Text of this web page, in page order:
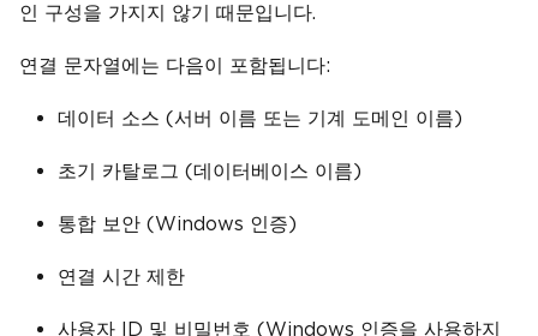
인 구성을 가지지 않기 때문입니다.
연결 문자열에는 다음이 포함됩니다:
데이터 소스 (서버 이름 또는 기계 도메인 이름)
초기 카탈로그 (데이터베이스 이름)
통합 보안 (Windows 인증)
연결 시간 제한
사용자 ID 및 비밀번호 (Windows 인증을 사용하지